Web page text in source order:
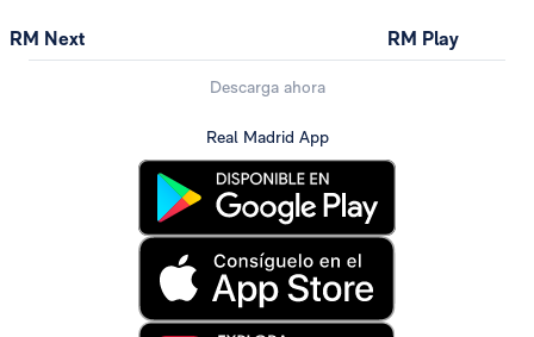
RM Next RM Play
Descarga ahora
Real Madrid App